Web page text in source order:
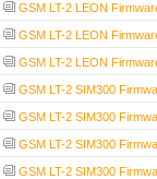
GSM LT-2 LEON
GSM LT-2 LEON
GSM LT-2 LEON
GSM LT-2 SIM300
GSM LT-2 SIM300
GSM LT-2 SIM300
GSM LT-2 SIM300